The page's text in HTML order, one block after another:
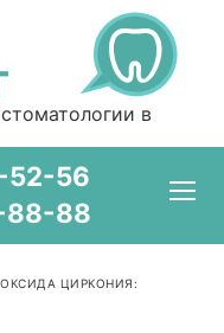
в
52-56
88-88
ЦИРКОНИЯ: